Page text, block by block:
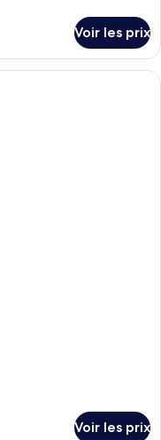
Voir les prix
Voir les prix